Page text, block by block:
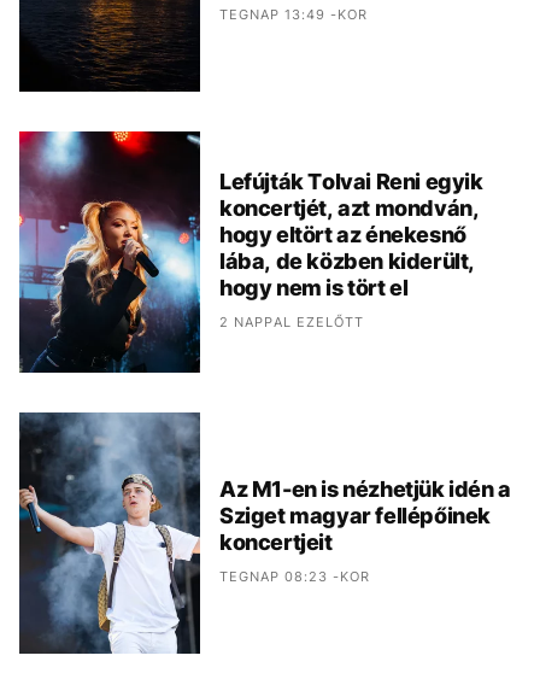
TEGNAP 13:49 -KOR
Lefújták Tolvai Reni egyik
koncertjét, azt mondván,
hogy eltört az énekesnő
lába, de közben kiderült,
hogy nem is tört el
2 NAPPAL EZELŐTT
Az M1-en is nézhetjük idén a
Sziget magyar fellépőinek
koncertjeit
TEGNAP 08:23 -KOR